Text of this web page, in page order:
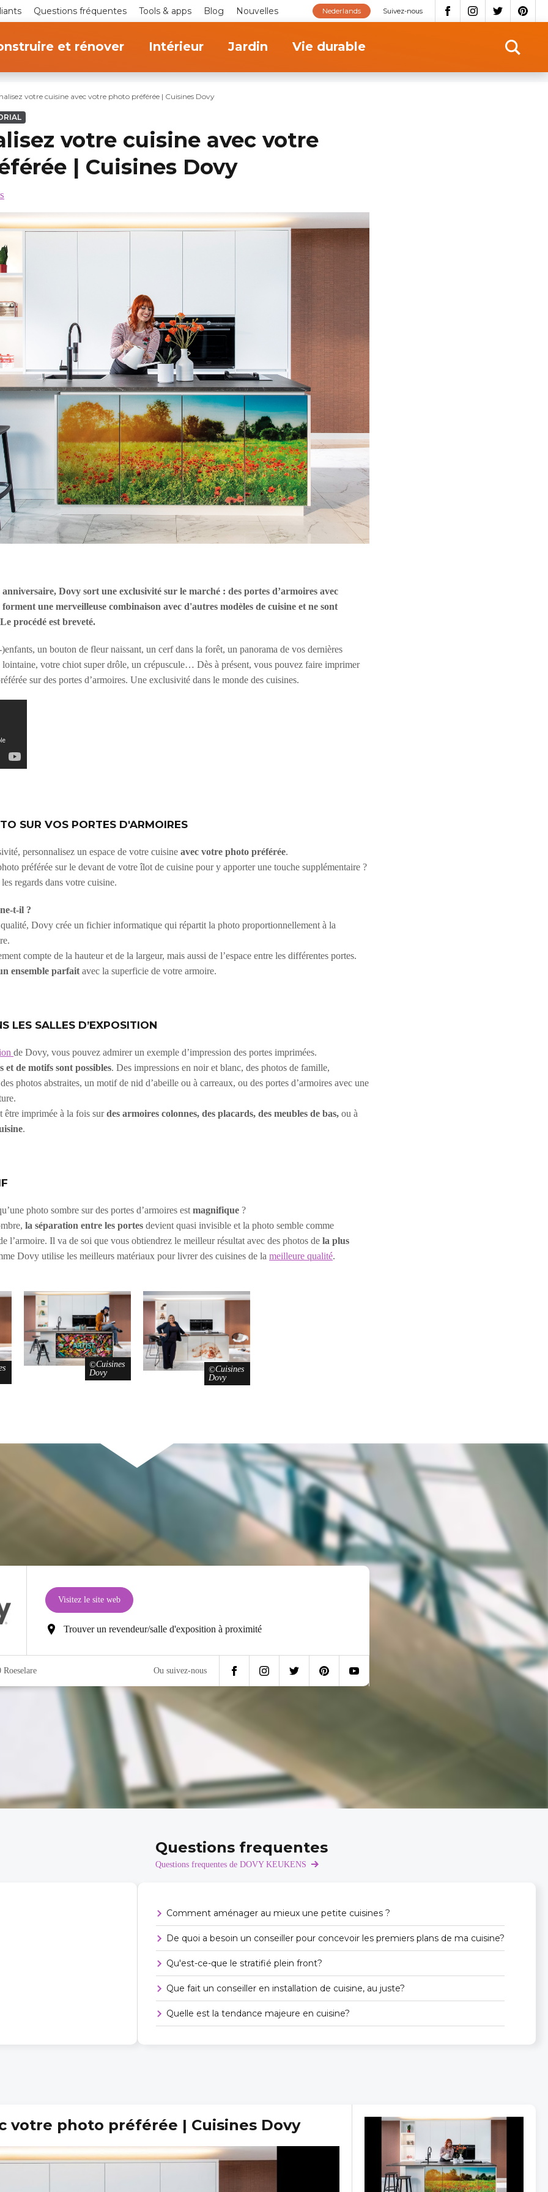
Questions fréquentes Tools & apps Blog Nouvelles Suivez-nous
Nederlands
et rénover Intérieur Jardin Vie durable
votre cuisine avec votre photo préférée | Cuisines Dovy
votre cuisine avec votre
| Cuisines Dovy
anniversaire, Dovy sort une exclusivité sur le marché : des portes d’armoires avec
une merveilleuse combinaison avec d'autres modèles de cuisine et ne sont
procédé est breveté.
un bouton de fleur naissant, un cerf dans la forêt, un panorama de vos dernières
lointaine, votre chiot super drôle, un crépuscule… Dès à présent, vous pouvez faire imprimer
sur des portes d’armoires. Une exclusivité dans le monde des cuisines.
SUR VOS PORTES D'ARMOIRES
personnalisez un espace de votre cuisine avec votre photo préférée.
préférée sur le devant de votre îlot de cuisine pour y apporter une touche supplémentaire ?
regards dans votre cuisine.
t-il ?
qualité, Dovy crée un fichier informatique qui répartit la photo proportionnellement à la
compte de la hauteur et de la largeur, mais aussi de l’espace entre les différentes portes.
ensemble parfait avec la superficie de votre armoire.
LES SALLES D’EXPOSITION
de Dovy, vous pouvez admirer un exemple d’impression des portes imprimées.
et de motifs sont possibles. Des impressions en noir et blanc, des photos de famille,
photos abstraites, un motif de nid d’abeille ou à carreaux, ou des portes d’armoires avec une
être imprimée à la fois surdes armoires colonnes, des placards, des meubles de bas, ou à
.
photo sombre sur des portes d’armoires est magnifique ?
la séparation entre les portes devient quasi invisible et la photo semble comme
l’armoire. Il va de soi que vous obtiendrez le meilleur résultat avec des photos de la plus
Dovy utilise les meilleurs matériaux pour livrer des cuisines de la meilleure qualité.
Cuisines
Dovy
Cuisines
Dovy
Visitez le site web
Trouver un revendeur/salle d'exposition à proximité
Ou suivez-nous
Questions frequentes
Questions frequentes de DOVY KEUKENS
Comment aménager au mieux une petite cuisines ?
De quoi a besoin un conseiller pour concevoir les premiers plans de ma cuisine?
Qu'est-ce-que le stratifié plein front?
Que fait un conseiller en installation de cuisine, au juste?
Quelle est la tendance majeure en cuisine?
votre photo préférée | Cuisines Dovy